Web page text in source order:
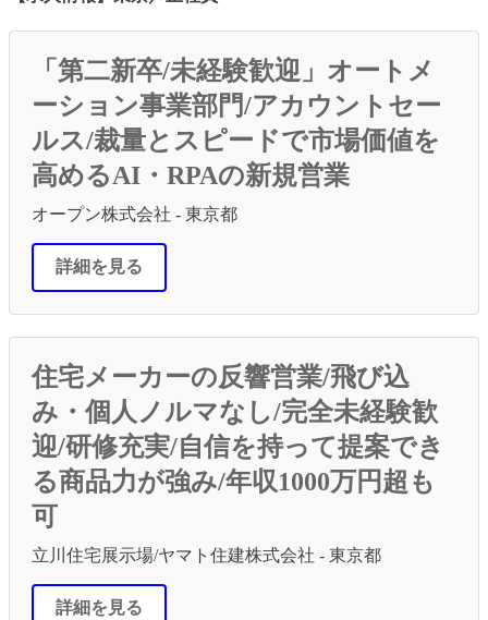
「第二新卒/未経験歓迎」オートメ
ーション事業部門/アカウントセー
ルス/裁量とスピードで市場価値を
高めるAI・RPAの新規営業
オープン株式会社 - 東京都
詳細を見る
住宅メーカーの反響営業/飛び込
み・個人ノルマなし/完全未経験歓
迎/研修充実/自信を持って提案でき
る商品力が強み/年収1000万円超も
可
立川住宅展示場/ヤマト住建株式会社 - 東京都
詳細を見る